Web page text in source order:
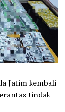
Jatim kembali
tindak